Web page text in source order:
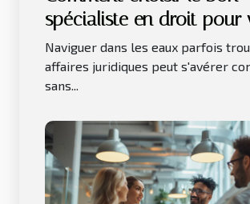
spécialiste en droit pour
besoins juridiques
Naviguer dans les eaux parfois
affaires juridiques peut s'avérer
sans...